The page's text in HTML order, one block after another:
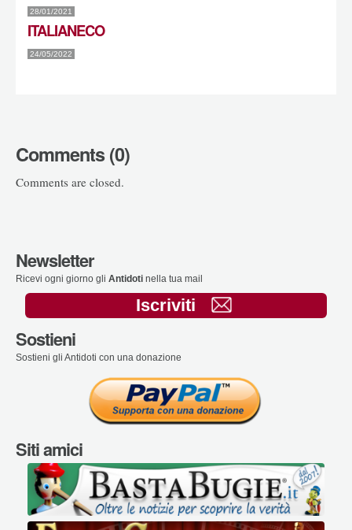
28/01/2021
ITALIANECO
24/05/2022
Comments (0)
Comments are closed.
Newsletter
Ricevi ogni giorno gli Antidoti nella tua mail
Iscriviti
Sostieni
Sostieni gli Antidoti con una donazione
Siti amici